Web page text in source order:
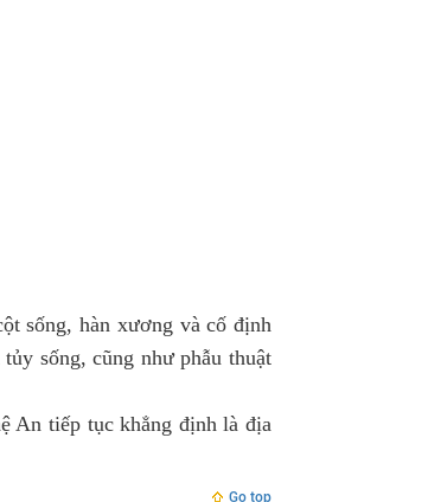
sống, hàn xương và cố định
sống, cũng như phẫu thuật
An tiếp tục khẳng định là địa
Go top